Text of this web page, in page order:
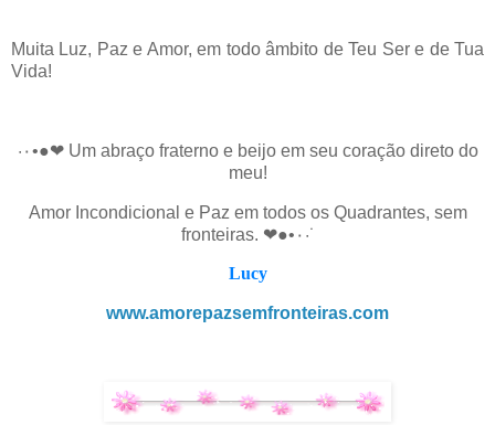
Muita Luz, Paz e Amor, em todo âmbito de Teu Ser e de Tua
Vida!
·٠•●❤ Um abraço fraterno e beijo em seu coração direto do
meu!
Amor Incondicional e Paz em todos os Quadrantes, sem
fronteiras. ❤●•٠·˙
Lucy
www.amorepazsemfronteiras.com